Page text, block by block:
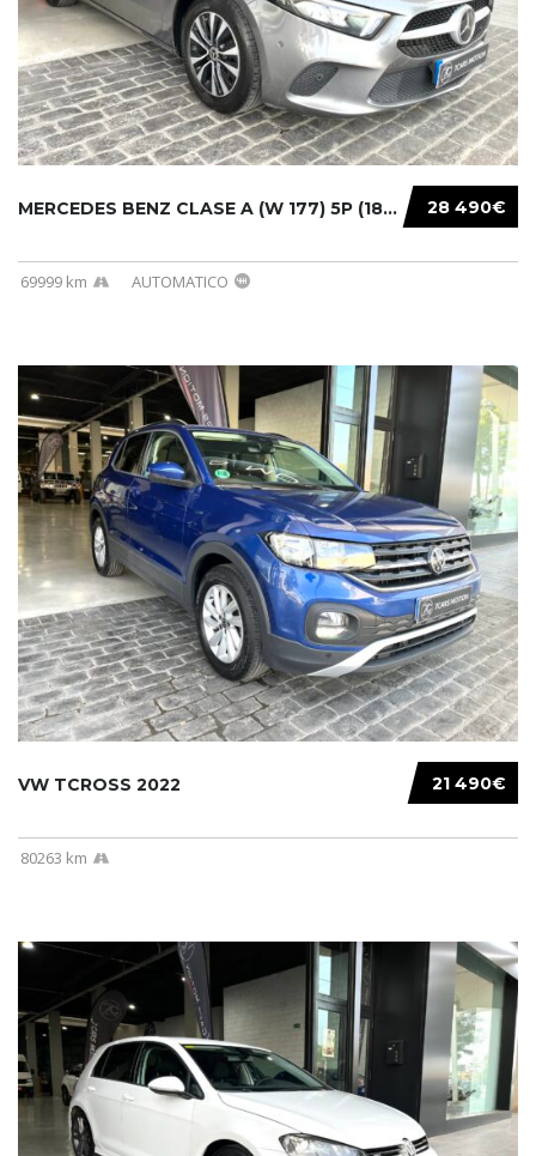
28 490€
MERCEDES BENZ CLASE A (W 177) 5P (18-) 2020....
69999 km AUTOMATICO
21 490€
VW TCROSS 2022
80263 km